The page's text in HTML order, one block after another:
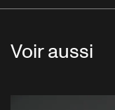
Voir aussi